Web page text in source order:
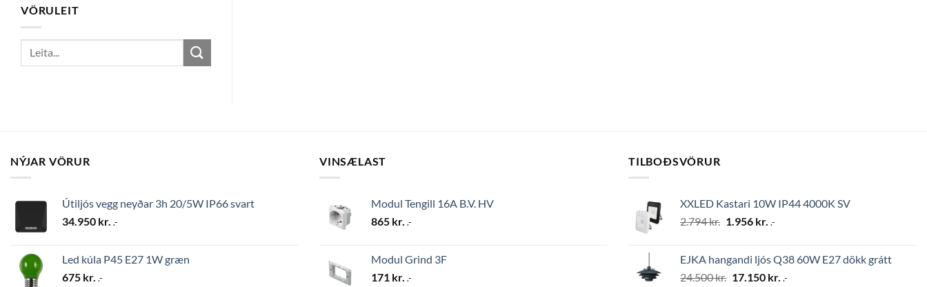
VÖRULEIT
Search
NÝJAR VÖRUR
Útiljós vegg neyðar 3h 20/5W IP66 svart
34.950 kr. .-
Led kúla P45 E27 1W græn
675 kr. .-
VINSÆLAST
Modul Tengill 16A B.V. HV
865 kr. .-
Modul Grind 3F
171 kr. .-
TILBOÐSVÖRUR
XXLED Kastari 10W IP44 4000K SV
2.794kr. Original
2.794 kr..
1.956 kr. Current
1.956 kr..
.-
EJKA hangandi ljós Q38 60W E27 dökk grátt
24.500kr. Original
17.150 kr. Current
.-